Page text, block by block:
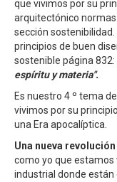
que vivimos por su
arquitectónico
sección
principios de buen
sostenible página 832:
espíritu y materia".
Es nuestro 4 º tema
vivimos por su
una Era apocalíptica.
Una nueva
como yo que estamos
industrial donde